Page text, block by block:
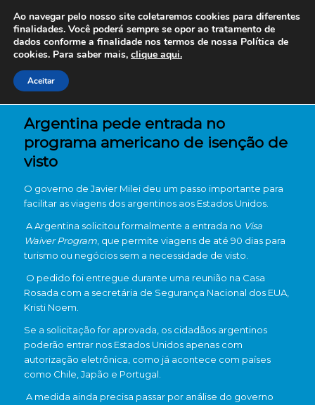
Argentina pede entrada no
programa americano de isenção de
visto
O governo de Javier Milei deu um passo importante para
facilitar as viagens dos argentinos aos Estados Unidos.
A Argentina solicitou formalmente a entrada no Visa
Waiver Program, que permite viagens de até 90 dias para
turismo ou negócios sem a necessidade de visto.
O pedido foi entregue durante uma reunião na Casa
Rosada com a secretária de Segurança Nacional dos EUA,
Kristi Noem.
Se a solicitação for aprovada, os cidadãos argentinos
poderão entrar nos Estados Unidos apenas com
autorização eletrônica, como já acontece com países
como Chile, Japão e Portugal.
A medida ainda precisa passar por análise do governo
Ao navegar pelo nosso site coletaremos cookies para diferentes
finalidades. Você poderá sempre se opor ao tratamento de
dados conforme a finalidade nos termos de nossa Política de
cookies. Para saber mais, clique aqui.
Aceitar